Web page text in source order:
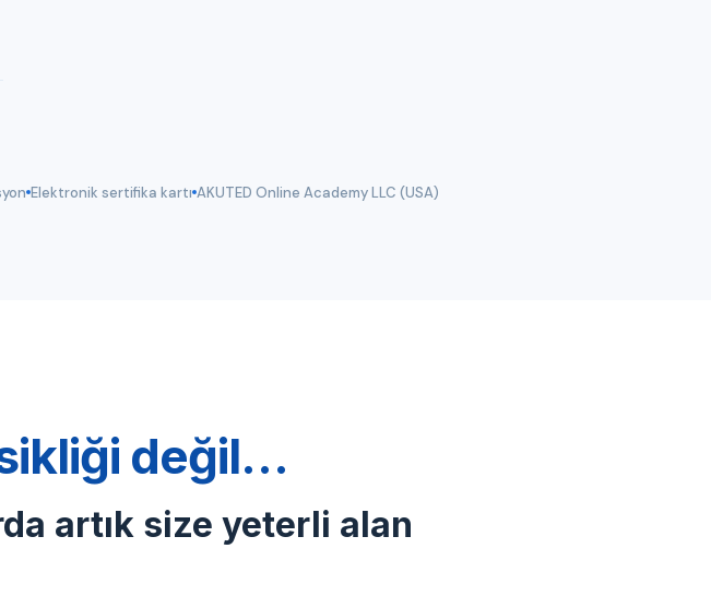
Elektronik sertifika kartı AKUTED Online Academy LLC (USA)
değil…
artık size yeterli alan